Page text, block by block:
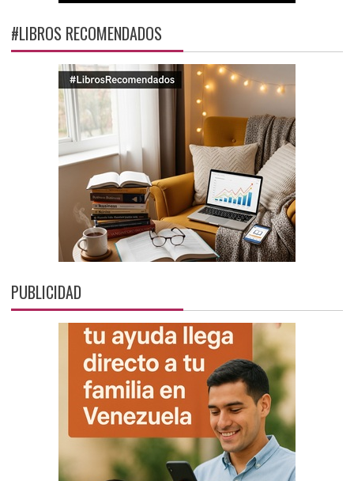
#LIBROS RECOMENDADOS
PUBLICIDAD